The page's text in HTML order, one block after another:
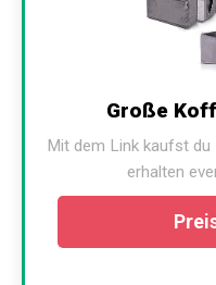
Große
Mit dem Link kaufst
erhalten